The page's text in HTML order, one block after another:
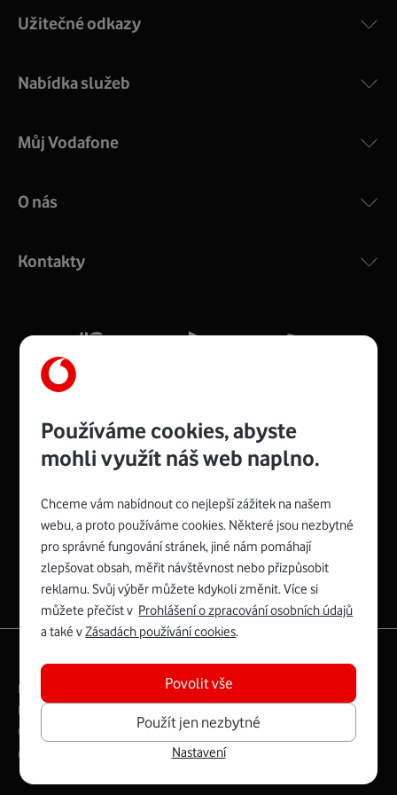
COMPAL CH7465VF
silný signál pro celou domácnost. Kompaktní rozměry 21
Více o COMPAL CH7465VF
Zyxel VMG8623-T50B:
Rozměry modemu jsou 16 x 22 x 7,5 cm (včetně stojánku)
a nabízí 4 gigabitové LAN porty a bezdrátové připojení Wi-
Fi ve verzích 802.11 b/g/n/ac pro frekvenci 2,4 GHz a
Mb/s.
Více o Zyxel VMG8623-T50B
Spojte se s Vodafonem
Užitečné odkazy
Nabídka služeb
Můj Vodafone
O nás
Kontakty
Právní­ podmí­nky
Ochrana soukromí­
Digitální odpovědnost
Ceník
Copyright © 2026 Vodafone Czech Republic a.s.
Používáme cookies, abyste
mohli využít náš web naplno.
Chceme vám nabídnout co nejlepší zážitek na našem
webu, a proto používáme cookies. Některé jsou nezbytné
pro správné fungování stránek, jiné nám pomáhají
zlepšovat obsah, měřit návštěvnost nebo přizpůsobit
reklamu. Svůj výběr můžete kdykoli změnit. Více si
můžete přečíst v Prohlášení o zpracování osobních údajů
a také vZásadách používání cookies.
Použít jen nezbytné
Povolit vše
Nastavení